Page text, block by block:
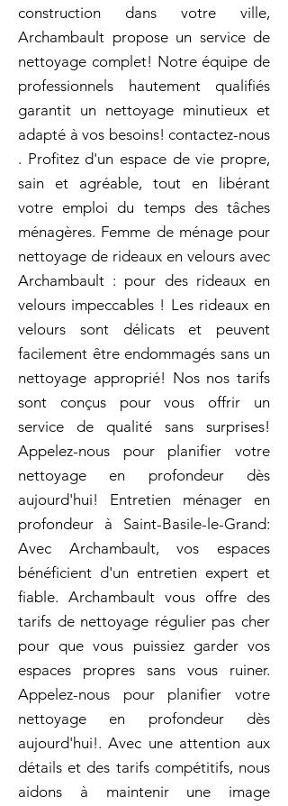
construction dans votre ville,
Archambault propose un service de
nettoyage complet! Notre équipe de
professionnels hautement qualifiés
garantit un nettoyage minutieux et
adapté à vos besoins! contactez-nous
. Profitez d'un espace de vie propre,
sain et agréable, tout en libérant
votre emploi du temps des tâches
ménagères. Femme de ménage pour
nettoyage de rideaux en velours avec
Archambault : pour des rideaux en
velours impeccables ! Les rideaux en
velours sont délicats et peuvent
facilement être endommagés sans un
nettoyage approprié! Nos nos tarifs
sont conçus pour vous offrir un
service de qualité sans surprises!
Appelez-nous pour planifier votre
nettoyage en profondeur dès
aujourd'hui! Entretien ménager en
profondeur à Saint-Basile-le-Grand:
Avec Archambault, vos espaces
bénéficient d'un entretien expert et
fiable. Archambault vous offre des
tarifs de nettoyage régulier pas cher
pour que vous puissiez garder vos
espaces propres sans vous ruiner.
Appelez-nous pour planifier votre
nettoyage en profondeur dès
aujourd'hui!. Avec une attention aux
détails et des tarifs compétitifs, nous
aidons à maintenir une image